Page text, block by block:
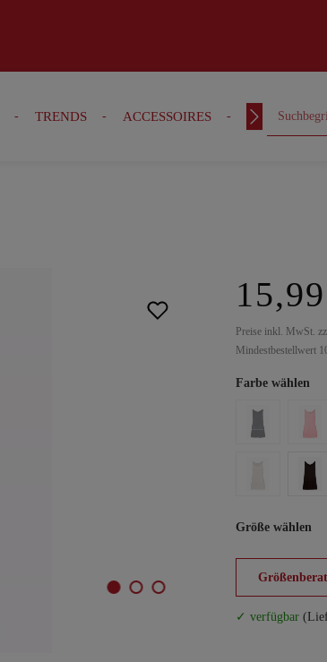
TRENDS ACCESSOIRES OUTFITS
Preise inkl. MwSt.
Mindestbestellwert
Farbe wählen
Größe wählen
✓ verfügbar